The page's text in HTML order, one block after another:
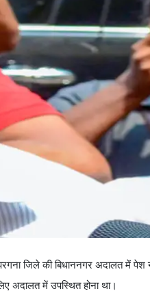
जिले की बिधाननगर अदालत में पेश
अदालत में उपस्थित होना था।